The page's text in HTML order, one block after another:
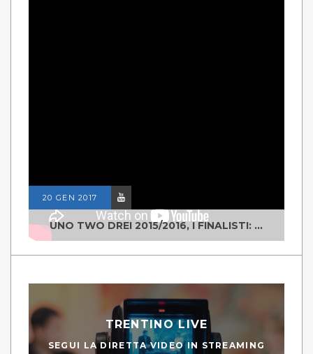
20 GEN 2017
UNO TWO DREI 2015/2016, I FINALISTI: CLASSE IV ALS ISTITUTO "DEGASPERI" BORGO VALSUGANA
TRENTINO LIVE
SEGUI LA DIRETTA VIDEO IN STREAMING